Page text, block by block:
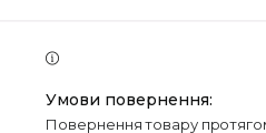
повернення товару